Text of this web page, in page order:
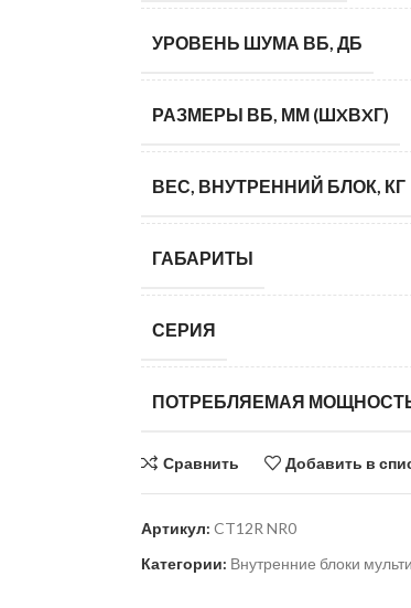
УРОВЕНЬ ШУМА ВБ, ДБ
РАЗМЕРЫ ВБ, ММ (ШXВXГ)
ВЕС, ВНУТРЕННИЙ БЛОК, КГ
ГАБАРИТЫ
СЕРИЯ
ПОТРЕБЛЯЕМАЯ
Сравнить Добавить в
Артикул: CT12R NR0
Категории: Внутренние блоки